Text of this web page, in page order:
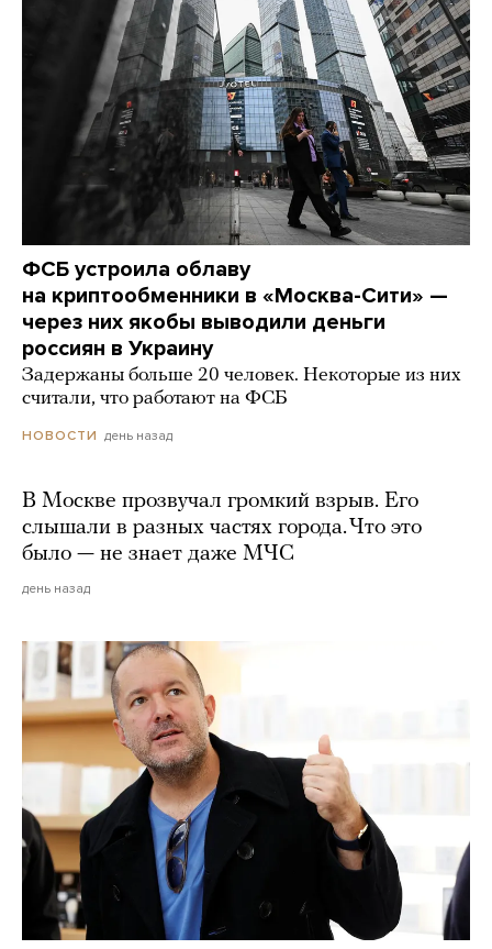
ФСБ устроила облаву
на криптообменники в «Москва-Сити» —
через них якобы выводили деньги
россиян в Украину
Задержаны больше 20 человек. Некоторые из них
считали, что работают на ФСБ
НОВОСТИ день назад
В Москве прозвучал громкий взрыв. Его
слышали в разных частях города. Что это
было — не знает даже МЧС
день назад